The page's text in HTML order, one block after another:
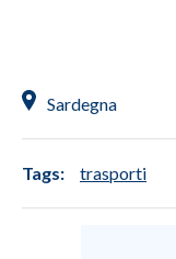
Sardegna
Tags: trasporti